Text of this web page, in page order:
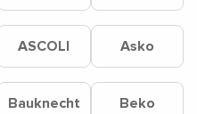
ASCOLI Asko
Bauknecht Beko